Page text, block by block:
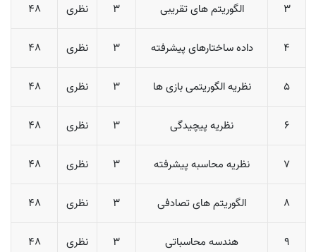
3 الگوریتم های تقریبی 3 نظری 48
4 داده ساختارهای پیشرفته 3 نظری 48
5 نظریه الگوریتمی بازی ها 3 نظری 48
6 نظریه پیچیدگی 3 نظری 48
7 نظریه محاسبه پیشرفته 3 نظری 48
8 الگوریتم های تصادفی 3 نظری 48
9 هندسه محاسباتی 3 نظری 48